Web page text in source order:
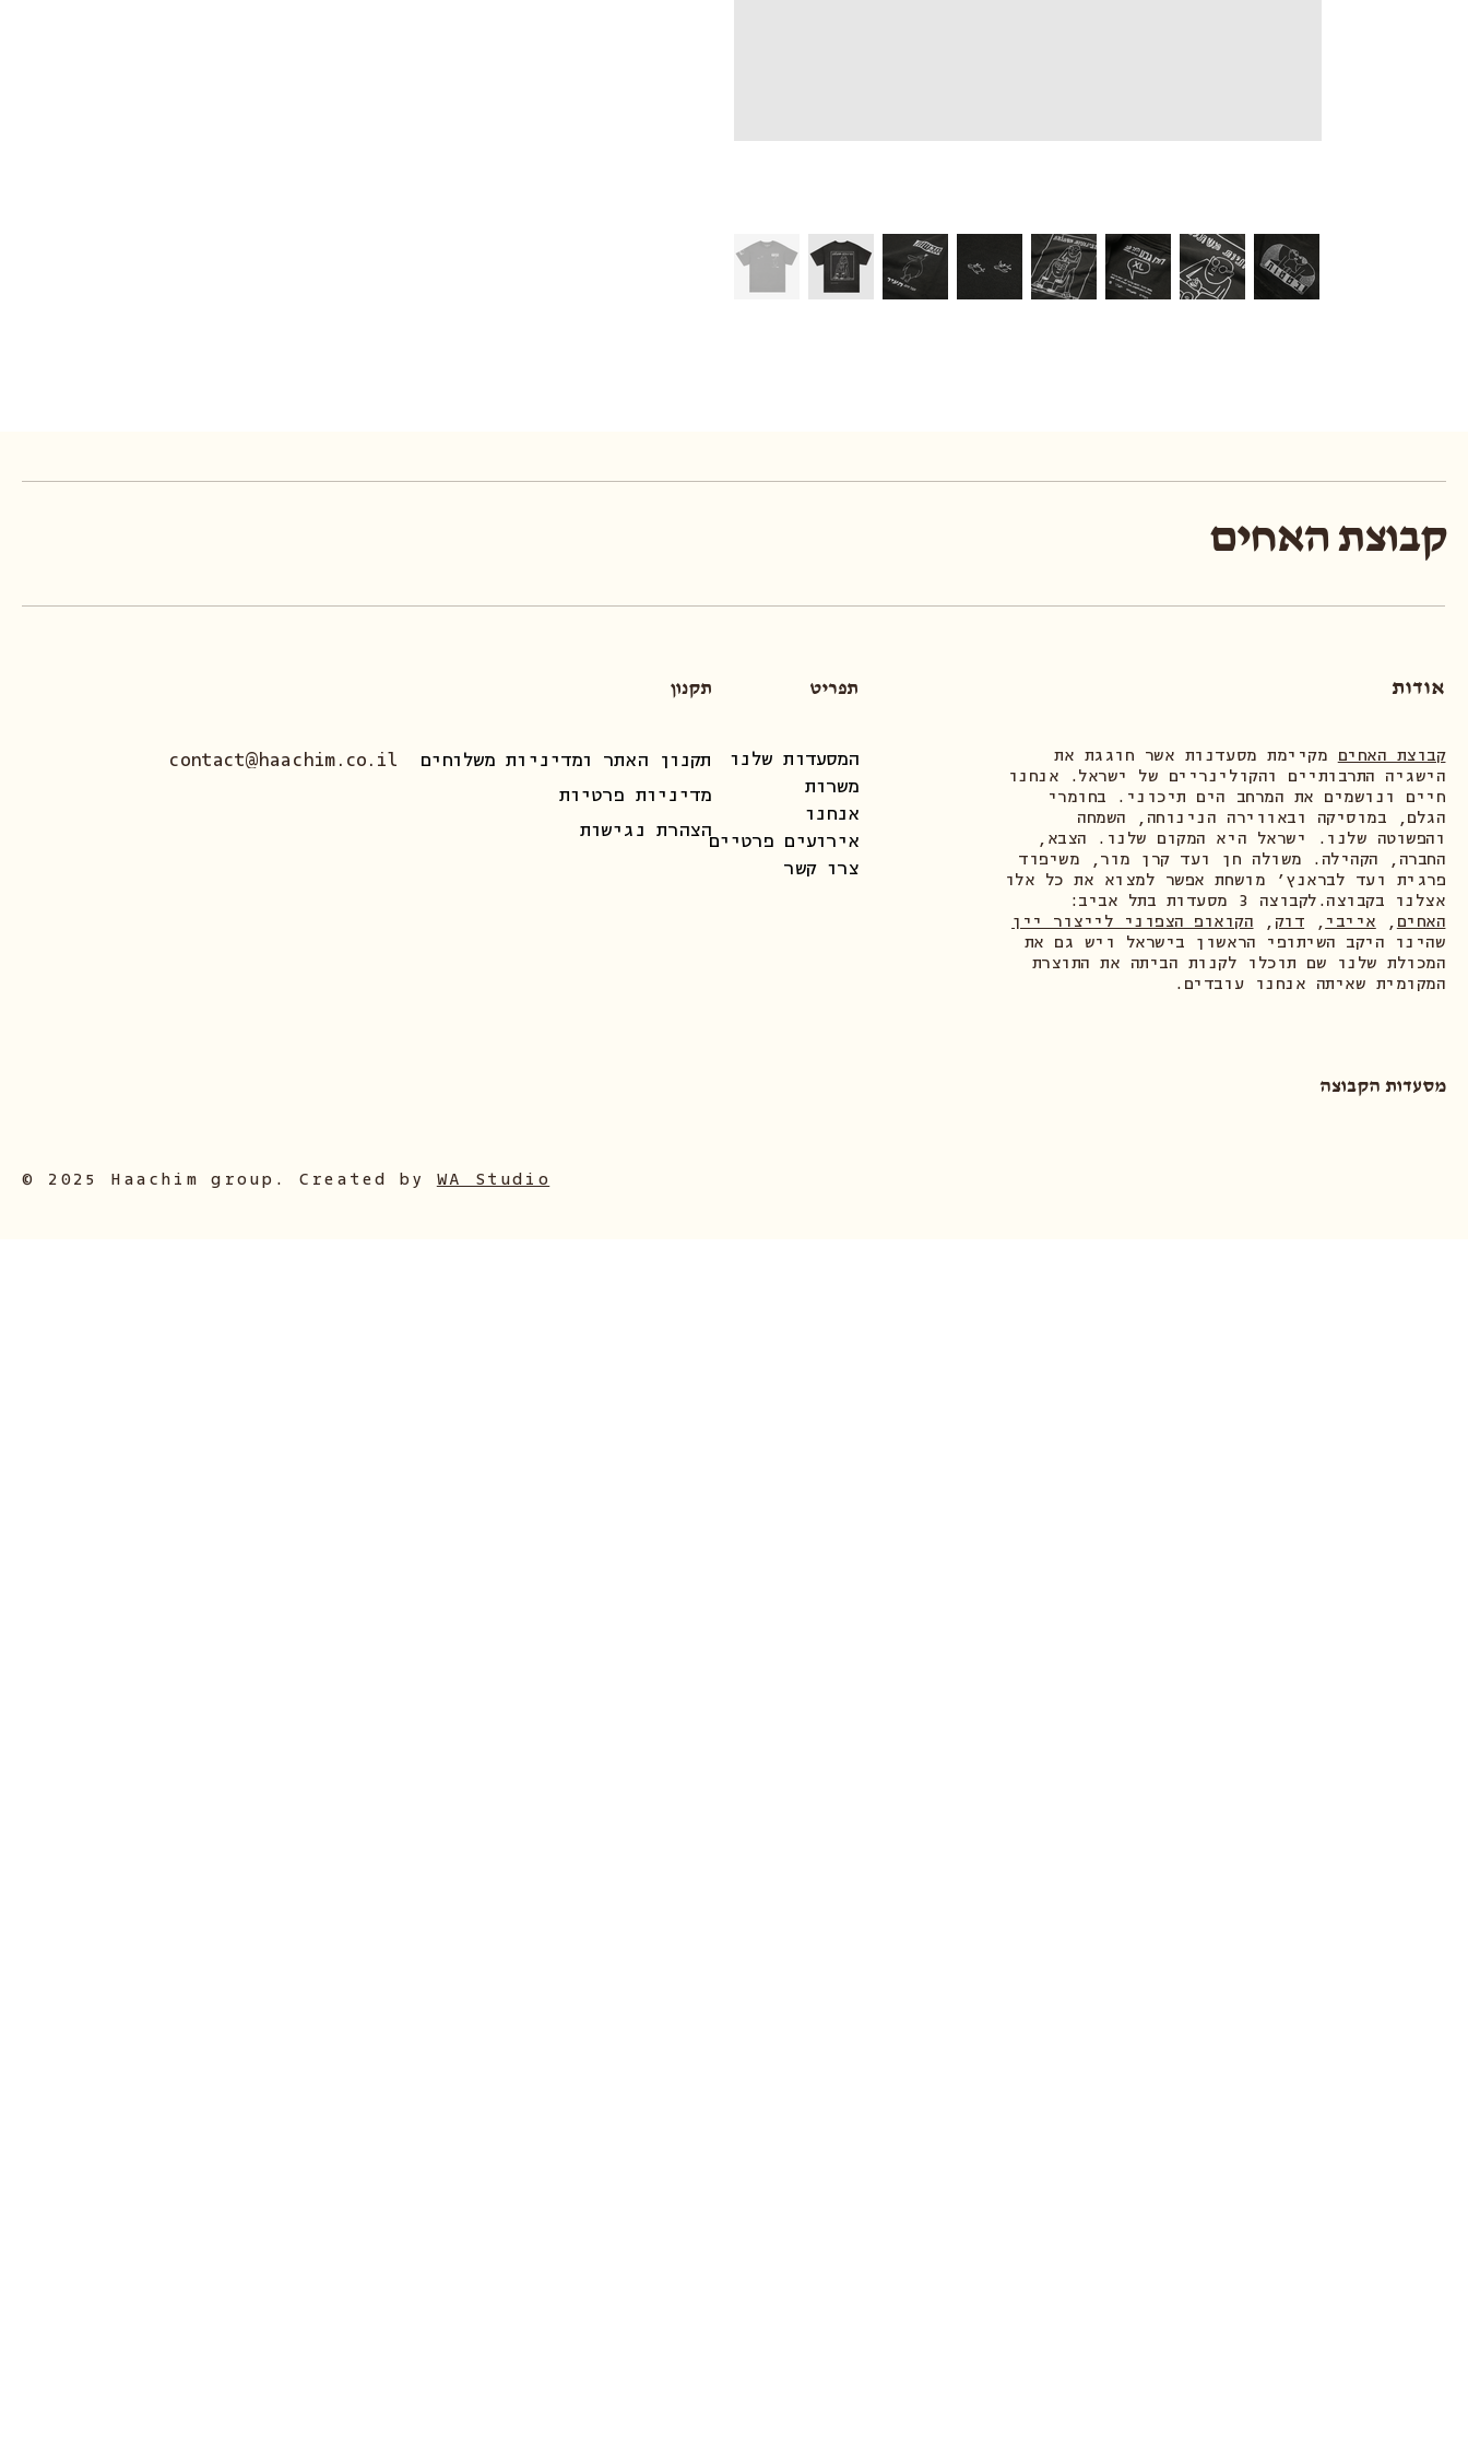
קבוצת האחים
אודות
קבוצת האחים מקיימת מסעדנות אשר חוגגת את
הישגיה התרבותיים והקולינריים של ישראל. אנחנו
חיים ונושמים את המרחב הים תיכוני. בחומרי
הגלם, במוסיקה ובאווירה הנינוחה, השמחה
והפשוטה שלנו. ישראל היא המקום שלנו. הצבא,
החברה, הקהילה. משולה חן ועד קרן מור, משיפוד
פרגית ועד לבראנץ׳ מושחת אפשר למצוא את כל אלו
אצלנו בקבוצה.לקבוצה 3 מסעדות בתל אביב:
האחים , אייבי , דוק , הקואופ הצפוני לייצור יין
שהינו היקב השיתופי הראשון בישראל ויש גם את
המכולת שלנו שם תוכלו לקנות הביתה את התוצרת
המקומית שאיתה אנחנו עובדים.
תפריט
המסעדות שלנו
משרות
אנחנו
אירועים פרטיים
צרו קשר
תקנון
תקנון האתר ומדיניות משלוחים
מדיניות פרטיות
הצהרת נגישות
contact@haachim.co.il
© 2025 Haachim group. Created by WA Studio
מסעדות הקבוצה